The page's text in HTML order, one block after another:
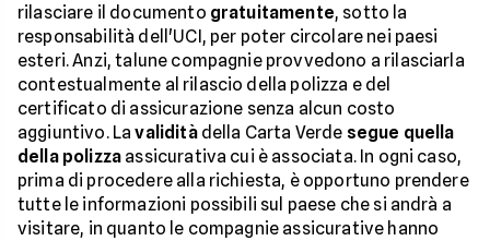
rilasciare il documento gratuitamente, sotto la
responsabilità dell'UCI, per poter circolare nei paesi
esteri. Anzi, talune compagnie provvedono a rilasciarla
contestualmente al rilascio della polizza e del
certificato di assicurazione senza alcun costo
aggiuntivo. Lavaliditàdella Carta Verde segue quella
della polizza assicurativa cui è associata. In ogni caso,
prima di procedere alla richiesta, è opportuno prendere
tutte le informazioni possibili sul paese che si andrà a
visitare, in quanto le compagnie assicurative hanno